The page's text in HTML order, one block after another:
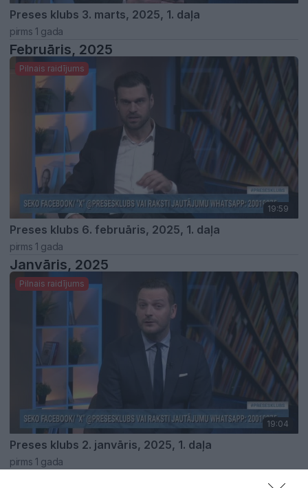
Preses klubs 3. marts, 2025, 1. daļa
pirms 1 gada
Februāris, 2025
Pilnais raidījums
19:59
Preses klubs 6. februāris, 2025, 1. daļa
pirms 1 gada
Janvāris, 2025
Pilnais raidījums
19:04
Preses klubs 2. janvāris, 2025, 1. daļa
pirms 1 gada